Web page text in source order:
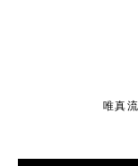
唯真